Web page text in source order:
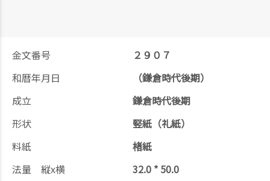
金文番号
２９０７
和暦年月日
（鎌倉時代後期）
成立
鎌倉時代後期
形状
竪紙（礼紙）
料紙
楮紙
法量 縦x横
32.0 * 50.0